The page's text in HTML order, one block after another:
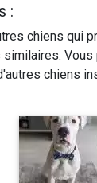
:
chiens qui
chiens